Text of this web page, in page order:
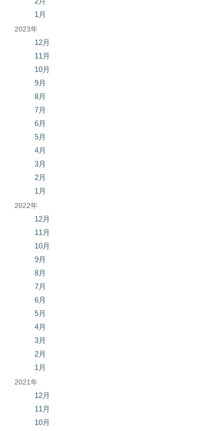
1月
2023年
12月
11月
10月
9月
8月
7月
6月
5月
4月
3月
2月
1月
2022年
12月
11月
10月
9月
8月
7月
6月
5月
4月
3月
2月
1月
2021年
12月
11月
10月